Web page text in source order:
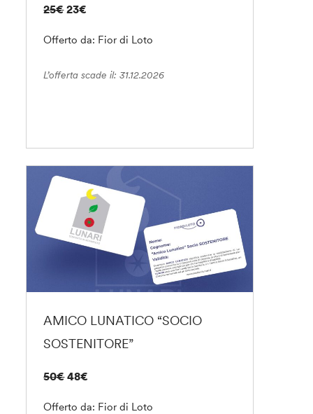
25€ 23€
Offerto da: Fior di Loto
L’offerta scade il: 31.12.2026
AMICO LUNATICO “SOCIO
SOSTENITORE”
50€ 48€
Offerto da: Fior di Loto